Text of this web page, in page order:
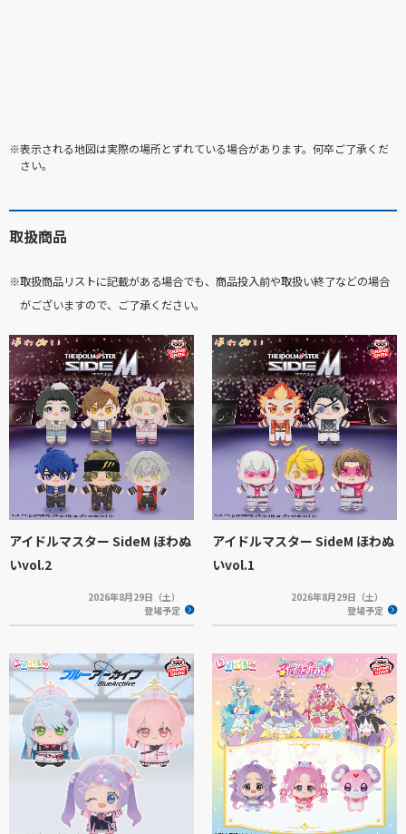
※表示される地図は実際の場所とずれている場合があります。何卒ご了承くだ
さい。
取扱商品
※取扱商品リストに記載がある場合でも、商品投入前や取扱い終了などの場合
がございますので、ご了承ください。
アイドルマスター SideM ほわぬ
いvol.2
2026年8月29日（土）
登場予定
アイドルマスター SideM ほわぬ
いvol.1
2026年8月29日（土）
登場予定